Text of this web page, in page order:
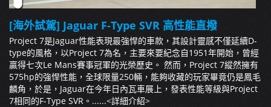
[海外試駕] Jaguar F-Type SVR 高性能直撥
Project 7是Jaguar性能表現最強悍的車款，其設計靈感不僅延續D-
type的風格，以Project 7為名，主要來要紀念自1951年開始，曾經
贏得七次Le Mans賽事冠軍的光榮歷史。 然而，Project 7縱然擁有
575hp的強悍性能，全球限量250輛，能夠收藏的玩家畢竟仍是鳳毛
麟角，於是，Jaguar在今年日內瓦車展上，發表性能等級與Project
7相同的F-Type SVR。......<詳細介紹>